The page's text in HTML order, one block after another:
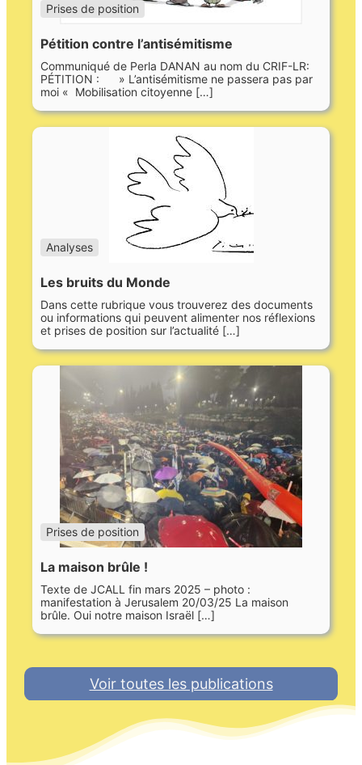
Prises de position
Pétition contre l’antisémitisme
Communiqué de Perla DANAN au nom du CRIF-LR:
PÉTITION : » L’antisémitisme ne passera pas par
moi « Mobilisation citoyenne […]
Analyses
Les bruits du Monde
Dans cette rubrique vous trouverez des documents
ou informations qui peuvent alimenter nos réflexions
et prises de position sur l’actualité […]
Prises de position
La maison brûle !
Texte de JCALL fin mars 2025 – photo :
manifestation à Jerusalem 20/03/25 La maison
brûle. Oui notre maison Israël […]
Voir toutes les publications